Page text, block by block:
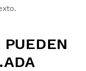
PUEDEN